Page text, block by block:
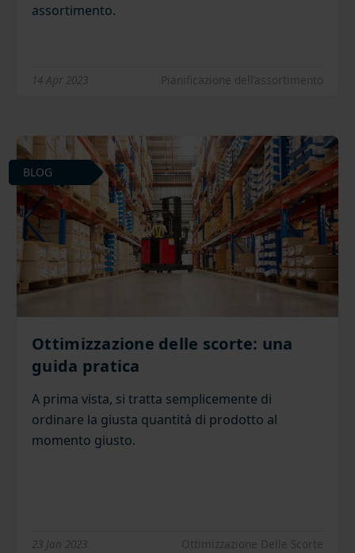
assortimento.
14 Apr 2023 Pianificazione dell’assortimento
Ottimizzazione delle scorte: una
guida pratica
A prima vista, si tratta semplicemente di
ordinare la giusta quantità di prodotto al
momento giusto.
23 Jan 2023 Ottimizzazione Delle Scorte
BLOG